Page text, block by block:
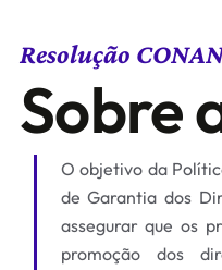
Resolução
Sobre
O objetivo da
de Garantia dos
assegurar que os
promoção dos